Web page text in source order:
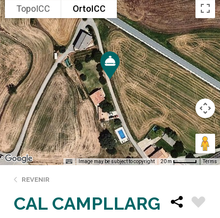
TopoICC OrtoICC
Image may be subject to copyright 20 m Terms
REVENIR
CAL CAMPLLARG